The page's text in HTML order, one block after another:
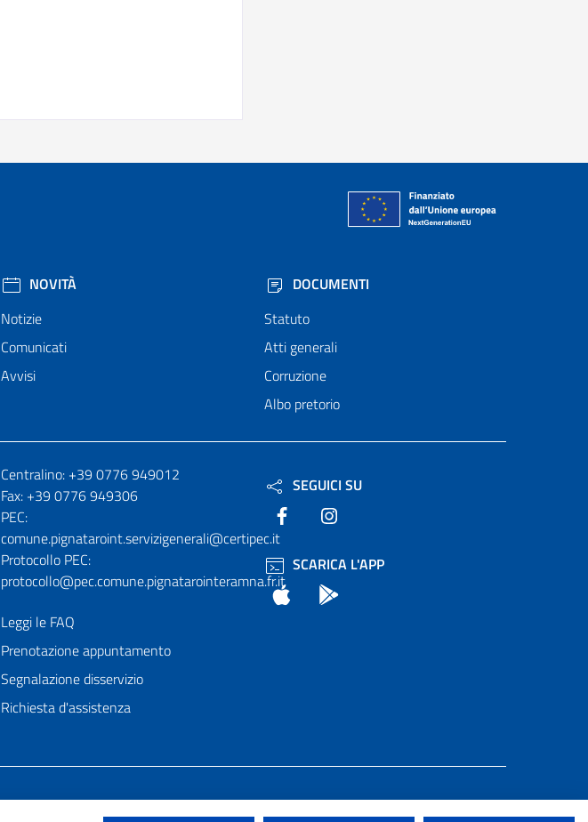
NOVITÀ
Notizie
Comunicati
Avvisi
DOCUMENTI
Statuto
Atti generali
Corruzione
Albo pretorio
Numeri utili
Centralino: +39 0776 949012
Fax: +39 0776 949306
PEC:
comune.pignataroint.servizigenerali@certipec.it
Protocollo PEC:
protocollo@pec.comune.pignatarointeramna.fr.it
Leggi le FAQ
Prenotazione appuntamento
Segnalazione disservizio
Richiesta d'assistenza
SEGUICI SU
Facebook
SCARICA L'APP
App Store